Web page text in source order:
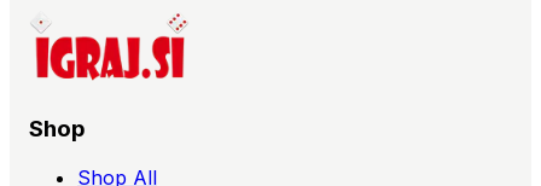
Shop
Shop All